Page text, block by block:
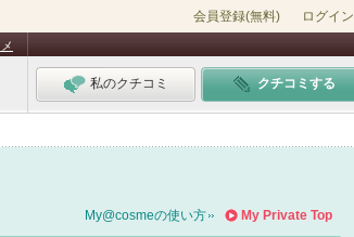
会員登録(無料) ログイン
私のクチコミ クチコミする
My Private Top
My@cosmeの使い方